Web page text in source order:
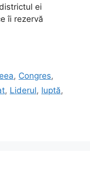
ei
îi rezervă
, Congres,
, Liderul, luptă,